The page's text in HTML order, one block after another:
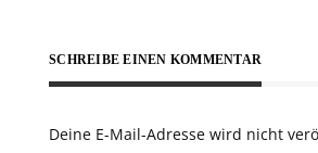
SCHREIBE EINEN KOMMENTAR
Deine E-Mail-Adresse wird nicht